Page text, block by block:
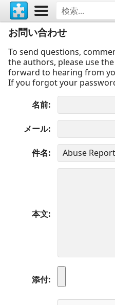
お問い合わせ
To send questions,
the authors, please use
forward to hearing from
If you forgot your
名前
メール
件名
本文
添付